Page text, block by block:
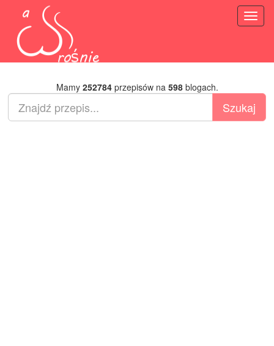
Mamy 252784przepisów na 598blogach.